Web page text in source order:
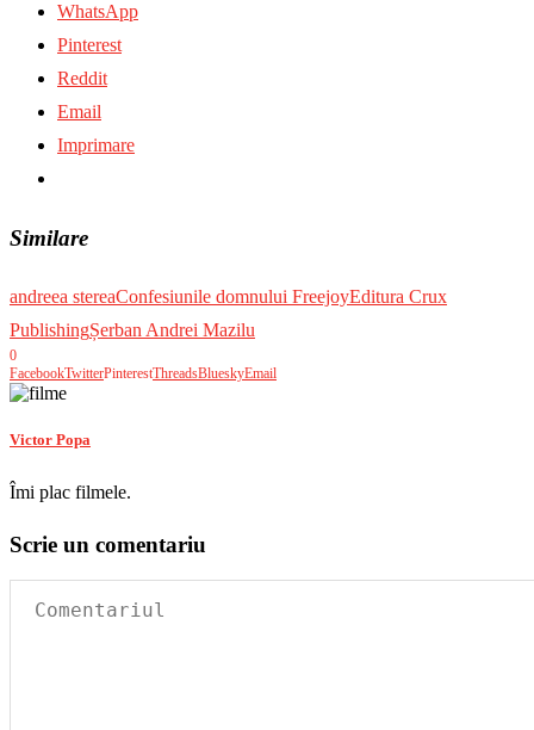
WhatsApp
Pinterest
Reddit
Email
Imprimare
Similare
andreea stereaConfesiunile domnului FreejoyEditura Crux
PublishingȘerban Andrei Mazilu
0
FacebookTwitterPinterestThreadsBlueskyEmail
Victor Popa
Îmi plac filmele.
Scrie un comentariu